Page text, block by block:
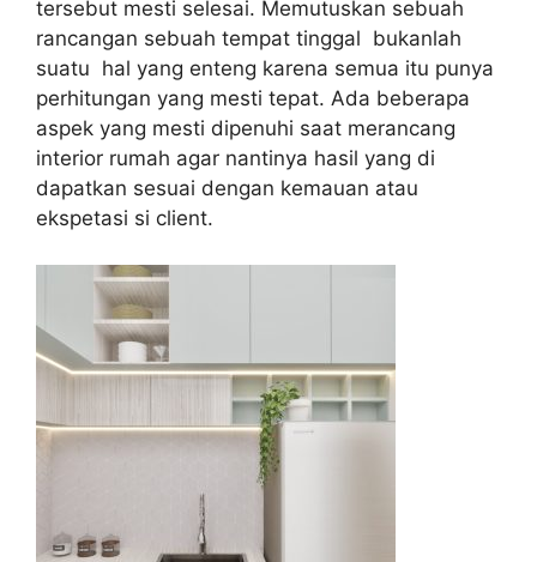
tersebut mesti selesai. Memutuskan sebuah
rancangan sebuah tempat tinggal bukanlah
suatu hal yang enteng karena semua itu punya
perhitungan yang mesti tepat. Ada beberapa
aspek yang mesti dipenuhi saat merancang
interior rumah agar nantinya hasil yang di
dapatkan sesuai dengan kemauan atau
ekspetasi si client.